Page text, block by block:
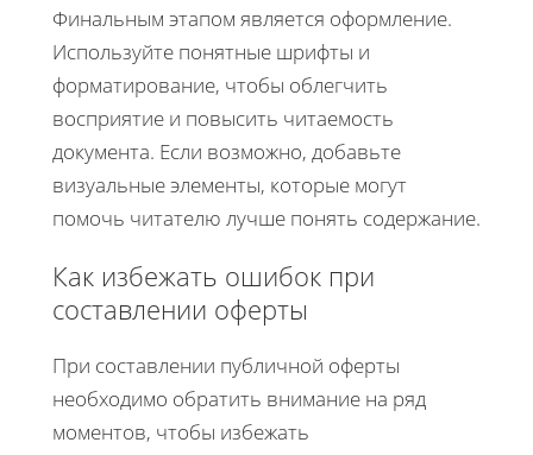
Финальным этапом является оформление.
Используйте понятные шрифты и
форматирование, чтобы облегчить
восприятие и повысить читаемость
документа. Если возможно, добавьте
визуальные элементы, которые могут
помочь читателю лучше понять содержание.
Как избежать ошибок при
составлении оферты
При составлении публичной оферты
необходимо обратить внимание на ряд
моментов, чтобы избежать